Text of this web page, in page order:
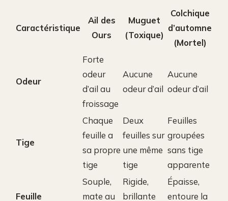
Caractéristique
Ail des
Ours
Muguet
(Toxique)
Colchique
d’automne
(Mortel)
Odeur
Forte
odeur
d’ail au
froissage
Aucune
odeur d’ail
Aucune
odeur d’ail
Tige
Chaque
feuille a
sa propre
tige
Deux
feuilles sur
une même
tige
Feuilles
groupées
sans tige
apparente
Feuille
Souple,
mate au
Rigide,
brillante
Épaisse,
entoure la